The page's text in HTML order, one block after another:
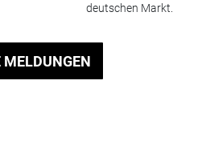
deutschen Markt.
MELDUNGEN